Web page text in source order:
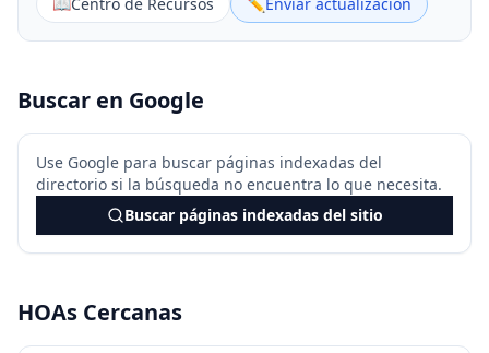
Buscar en Google
Use Google para buscar páginas indexadas del
directorio si la búsqueda no encuentra lo que necesita.
Buscar páginas indexadas del sitio
HOAs Cercanas